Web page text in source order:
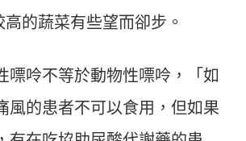
的蔬菜有些望而卻步。
嘌呤不等於動物性嘌呤，「如
風的患者不可以食用，但如果